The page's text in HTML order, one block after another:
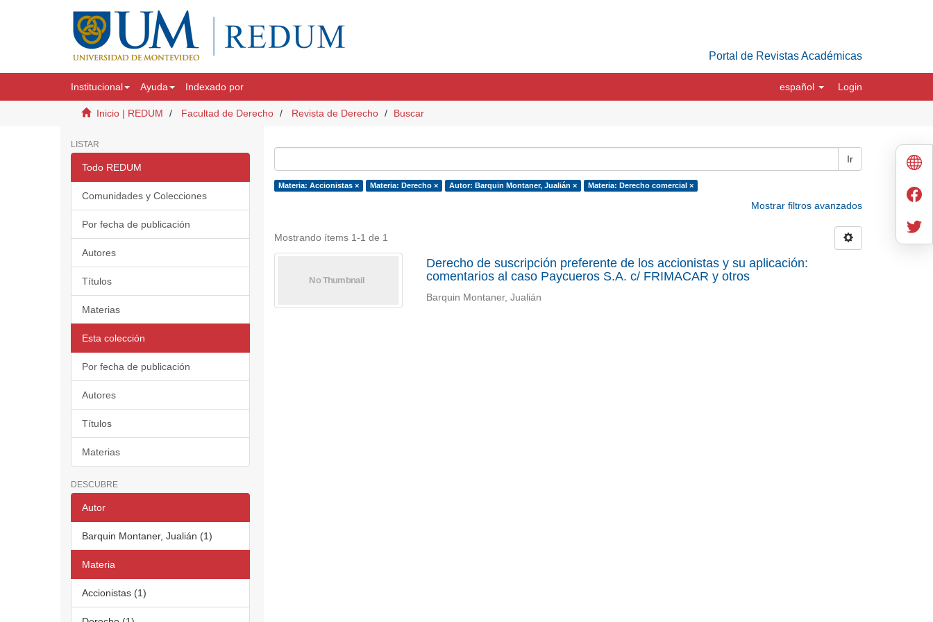
Portal de Revistas Académicas
Institucional Ayuda Indexado por español Login
Inicio | REDUM Facultad de Derecho Revista de Derecho Buscar
LISTAR
Todo REDUM
Comunidades y Colecciones
Por fecha de publicación
Autores
Títulos
Materias
Esta colección
Por fecha de publicación
Autores
Títulos
Materias
DESCUBRE
Autor
Barquin Montaner, Jualián (1)
Materia
Accionistas (1)
Ir
Materia: Accionistas × Materia: Derecho × Autor: Barquin Montaner, Jualián × Materia: Derecho comercial ×
Mostrar filtros avanzados
Mostrando ítems 1-1 de 1
Derecho de suscripción preferente de los accionistas y su aplicación:
comentarios al caso Paycueros S.A. c/ FRIMACAR y otros
Barquin Montaner, Jualián